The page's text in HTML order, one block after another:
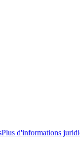
Plus d'informations